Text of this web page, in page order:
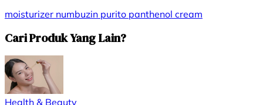
moisturizer numbuzin purito panthenol cream
Cari Produk Yang Lain?
Health & Beauty